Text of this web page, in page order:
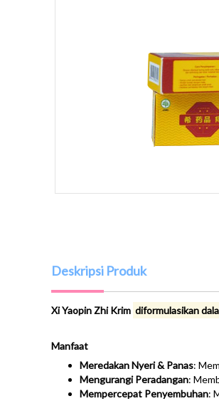
Deskripsi Produk
Xi Yaopin Zhi Krim diformulasikan
Manfaat
Meredakan Nyeri & Panas:
Mengurangi Peradangan:
Mempercepat Penyembuhan: